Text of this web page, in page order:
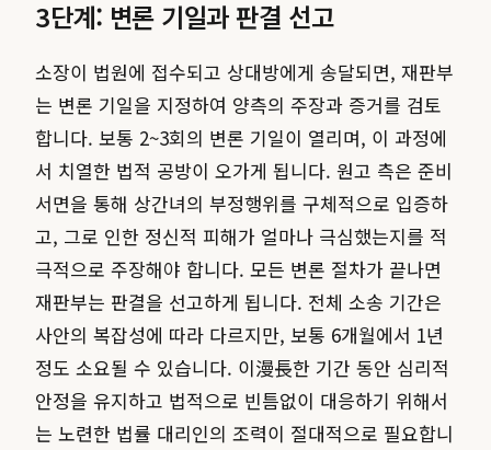
3단계: 변론 기일과 판결 선고
소장이 법원에 접수되고 상대방에게 송달되면, 재판부
는 변론 기일을 지정하여 양측의 주장과 증거를 검토
합니다. 보통 2~3회의 변론 기일이 열리며, 이 과정에
서 치열한 법적 공방이 오가게 됩니다. 원고 측은 준비
서면을 통해 상간녀의 부정행위를 구체적으로 입증하
고, 그로 인한 정신적 피해가 얼마나 극심했는지를 적
극적으로 주장해야 합니다. 모든 변론 절차가 끝나면
재판부는 판결을 선고하게 됩니다. 전체 소송 기간은
사안의 복잡성에 따라 다르지만, 보통 6개월에서 1년
정도 소요될 수 있습니다. 이漫長한 기간 동안 심리적
안정을 유지하고 법적으로 빈틈없이 대응하기 위해서
는 노련한 법률 대리인의 조력이 절대적으로 필요합니